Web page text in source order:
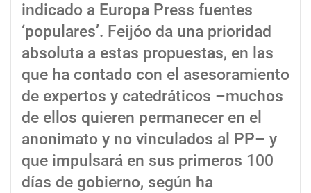
indicado a Europa Press fuentes
‘populares’. Feijóo da una prioridad
absoluta a estas propuestas, en las
que ha contado con el asesoramiento
de expertos y catedráticos –muchos
de ellos quieren permanecer en el
anonimato y no vinculados al PP– y
que impulsará en sus primeros 100
días de gobierno, según ha